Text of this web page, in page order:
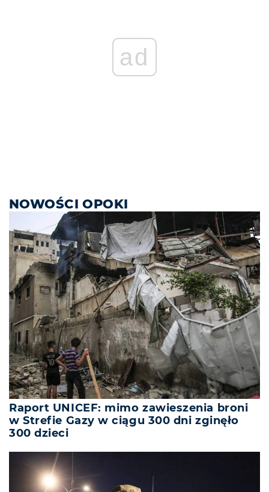
ad
NOWOŚCI OPOKI
Raport UNICEF: mimo zawieszenia broni
w Strefie Gazy w ciągu 300 dni zginęło
300 dzieci